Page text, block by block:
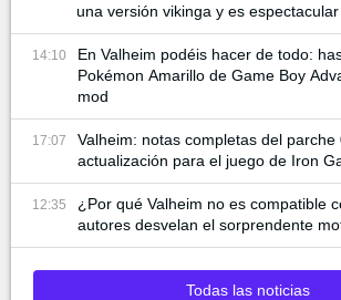
una versión vikinga y es espectacular
14:10
En Valheim podéis hacer de todo:
Pokémon Amarillo de Game Boy
mod
17:07
Valheim: notas completas del parche
actualización para el juego
12:35
¿Por qué Valheim no es compatible
autores desvelan el sorprendente
Todas las noticias